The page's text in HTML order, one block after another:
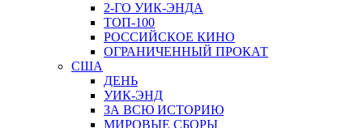
2-ГО УИК-ЭНДА
ТОП-100
РОССИЙСКОЕ КИНО
ОГРАНИЧЕННЫЙ ПРОКАТ
США
ДЕНЬ
УИК-ЭНД
ЗА ВСЮ ИСТОРИЮ
МИРОВЫЕ СБОРЫ